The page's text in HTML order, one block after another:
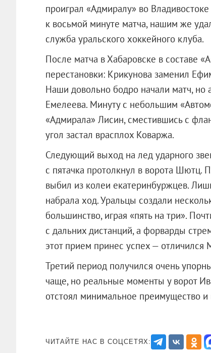
проиграл «Адмиралу» во
к восьмой минуте матча, нашим же
служба уральского хоккейного клуба.
После матча в Хабаровске в составе
перестановки: Крикунова заменил
Наши довольно бодро начали матч,
Емелеева. Минуту с небольшим
«Адмирала» Лисин, сместившись с
угол застал врасплох Коваржа.
Следующий выход на лед ударного
с пятачка протолкнул в ворота Шютц.
выбил из колеи екатеринбуржцев.
набрала ход. Уральцы создали
большинство, играя «пять на три».
с дальних дистанций, а форварды
этот прием принес успех — отличился
Третий период получился очень
чаще, но реальные моменты у ворот
отстоял минимальное
ЧИТАЙТЕ НАС В СОЦСЕТЯХ: